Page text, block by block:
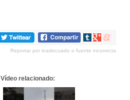
Compartir
tumblr
Compartir
Google+
Compartir
meneame
Reportar por inadecuado o fuente incorrecta
Vídeo relacionado: